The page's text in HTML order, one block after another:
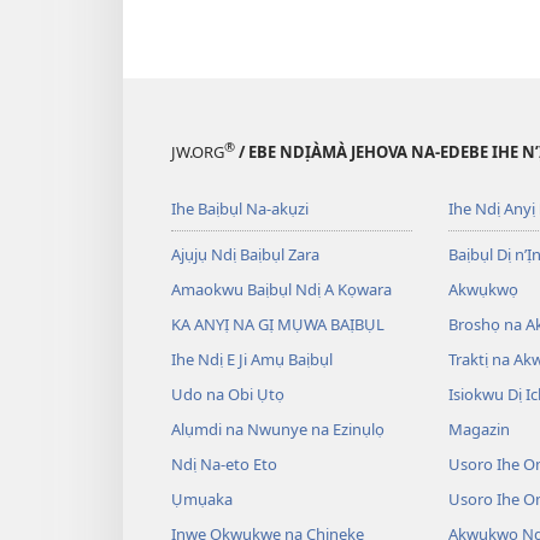
JW.ORG® / EBE NDỊÀMÀ JEHOVA NA-EDEBE IHE
Ihe Baịbụl Na-akụzi
Ajụjụ Ndị Baịbụl Zara
Amaokwu Baịbụl Ndị A Kọwara
KA ANYỊ NA GỊ MỤWA BAỊBỤL
Ihe Ndị E Ji Amụ Baịbụl
Udo na Obi Ụtọ
Alụmdi na Nwunye na Ezinụlọ
Ndị Na-eto Eto
Ụmụaka
Inwe Okwukwe na Chineke
Ihe Ndị Anyị
Baịbụl Dị
Akwụkwọ
Broshọ na
Traktị na
Isiokwu Dị
Magazin
Usoro Ihe
Usoro Ihe
Akwụkwọ